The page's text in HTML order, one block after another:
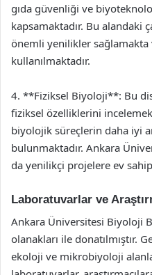
gıda güvenliği ve
kapsamaktadır. Bu alandaki
önemli yenilikler sağlamakta
kullanılmaktadır.
4. **Fiziksel Biyoloji**: Bu
fiziksel özelliklerini
biyolojik süreçlerin daha iyi
bulunmaktadır. Ankara
da yenilikçi projelere ev
Laboratuvarlar ve
Ankara Üniversitesi Biyoloji
olanakları ile donatılmıştır.
ekoloji ve mikrobiyoloji